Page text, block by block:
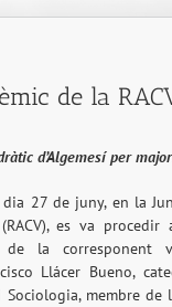
de la
d’Algemesí per
27 de juny, en la
es va
de la
Llácer Bueno,
membre de